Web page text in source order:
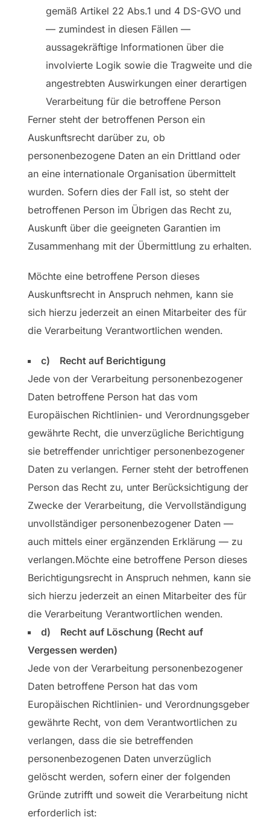
gemäß Artikel 22 Abs.1 und 4 DS-GVO und
— zumindest in diesen Fällen —
aussagekräftige Informationen über die
involvierte Logik sowie die Tragweite und die
angestrebten Auswirkungen einer derartigen
Verarbeitung für die betroffene Person
Ferner steht der betroffenen Person ein
Auskunftsrecht darüber zu, ob
personenbezogene Daten an ein Drittland oder
an eine internationale Organisation übermittelt
wurden. Sofern dies der Fall ist, so steht der
betroffenen Person im Übrigen das Recht zu,
Auskunft über die geeigneten Garantien im
Zusammenhang mit der Übermittlung zu erhalten.
Möchte eine betroffene Person dieses
Auskunftsrecht in Anspruch nehmen, kann sie
sich hierzu jederzeit an einen Mitarbeiter des für
die Verarbeitung Verantwortlichen wenden.
c) Recht auf Berichtigung
Jede von der Verarbeitung personenbezogener
Daten betroffene Person hat das vom
Europäischen Richtlinien- und Verordnungsgeber
gewährte Recht, die unverzügliche Berichtigung
sie betreffender unrichtiger personenbezogener
Daten zu verlangen. Ferner steht der betroffenen
Person das Recht zu, unter Berücksichtigung der
Zwecke der Verarbeitung, die Vervollständigung
unvollständiger personenbezogener Daten —
auch mittels einer ergänzenden Erklärung — zu
verlangen.Möchte eine betroffene Person dieses
Berichtigungsrecht in Anspruch nehmen, kann sie
sich hierzu jederzeit an einen Mitarbeiter des für
die Verarbeitung Verantwortlichen wenden.
d) Recht auf Löschung (Recht auf
Vergessen werden)
Jede von der Verarbeitung personenbezogener
Daten betroffene Person hat das vom
Europäischen Richtlinien- und Verordnungsgeber
gewährte Recht, von dem Verantwortlichen zu
verlangen, dass die sie betreffenden
personenbezogenen Daten unverzüglich
gelöscht werden, sofern einer der folgenden
Gründe zutrifft und soweit die Verarbeitung nicht
erforderlich ist: